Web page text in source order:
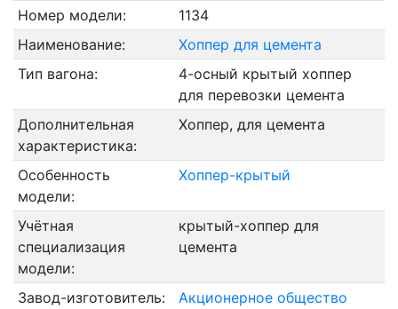
Номер модели:
1134
Наименование:
Хоппер для цемента
Тип вагона:
4-осный крытый хоппер
для перевозки цемента
Дополнительная
характеристика:
Хоппер, для цемента
Особенность
модели:
Хоппер-крытый
Учётная
специализация
модели:
крытый-хоппер для
цемента
Завод-изготовитель:
Акционерное общество